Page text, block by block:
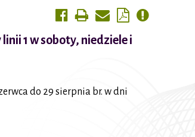
1 w soboty, niedziele i
do 29 sierpnia br. w dni